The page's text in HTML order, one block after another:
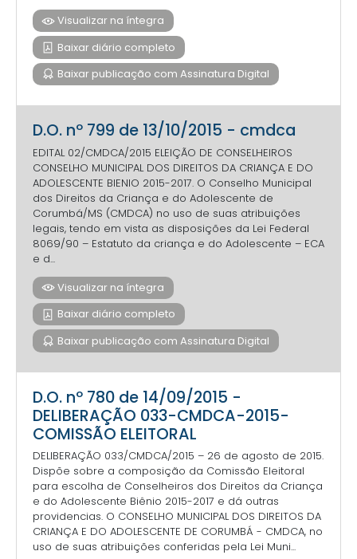
Visualizar na íntegra
Baixar diário completo
Baixar publicação com Assinatura Digital
D.O. nº 799 de 13/10/2015 - cmdca
EDITAL 02/CMDCA/2015 ELEIÇÃO DE CONSELHEIROS
CONSELHO MUNICIPAL DOS DIREITOS DA CRIANÇA E DO
ADOLESCENTE BIENIO 2015-2017. O Conselho Municipal
dos Direitos da Criança e do Adolescente de
Corumbá/MS (CMDCA) no uso de suas atribuições
legais, tendo em vista as disposições da Lei Federal
8069/90 – Estatuto da criança e do Adolescente – ECA
e d...
Visualizar na íntegra
Baixar diário completo
Baixar publicação com Assinatura Digital
D.O. nº 780 de 14/09/2015 -
DELIBERAÇÃO 033-CMDCA-2015-
COMISSÃO ELEITORAL
DELIBERAÇÃO 033/CMDCA/2015 – 26 de agosto de 2015.
Dispõe sobre a composição da Comissão Eleitoral
para escolha de Conselheiros dos Direitos da Criança
e do Adolescente Biênio 2015-2017 e dá outras
providencias. O CONSELHO MUNICIPAL DOS DIREITOS DA
CRIANÇA E DO ADOLESCENTE DE CORUMBÁ - CMDCA, no
uso de suas atribuições conferidas pela Lei Muni...